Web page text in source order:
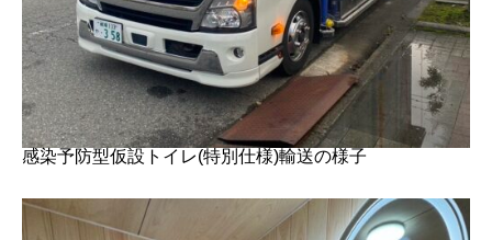
感染予防型仮設トイレ(特別仕様)輸送の様子